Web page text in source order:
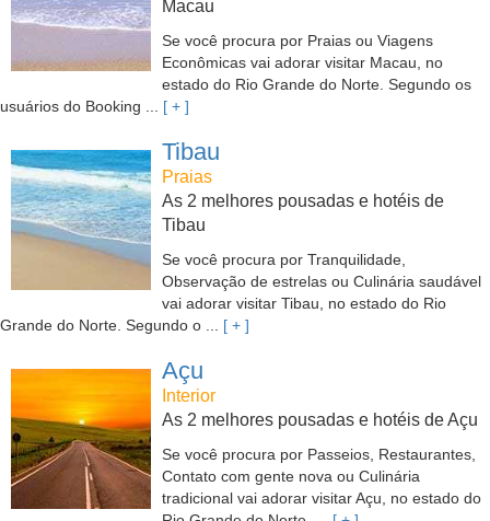
Macau
Se você procura por Praias ou Viagens
Econômicas vai adorar visitar Macau, no
estado do Rio Grande do Norte. Segundo os
usuários do Booking ... [ + ]
Tibau
Praias
As 2 melhores pousadas e hotéis de
Tibau
Se você procura por Tranquilidade,
Observação de estrelas ou Culinária saudável
vai adorar visitar Tibau, no estado do Rio
Grande do Norte. Segundo o ... [ + ]
Açu
Interior
As 2 melhores pousadas e hotéis de Açu
Se você procura por Passeios, Restaurantes,
Contato com gente nova ou Culinária
tradicional vai adorar visitar Açu, no estado do